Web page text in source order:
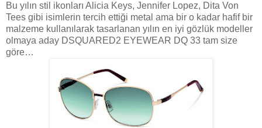
Bu yılın stil ikonları Alicia Keys, Jennifer Lopez, Dita Von
Tees gibi isimlerin tercih ettiği metal ama bir o kadar hafif bir
malzeme kullanılarak tasarlanan yılın en iyi gözlük modeller
olmaya aday DSQUARED2 EYEWEAR DQ 33 tam size
göre…